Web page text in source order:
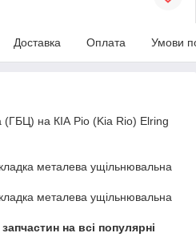
Доставка Оплата Умови
(ГБЦ) на КІА Ріо (Kia Rio) Elring
металева ущільнювальна
металева ущільнювальна
на всі популярні